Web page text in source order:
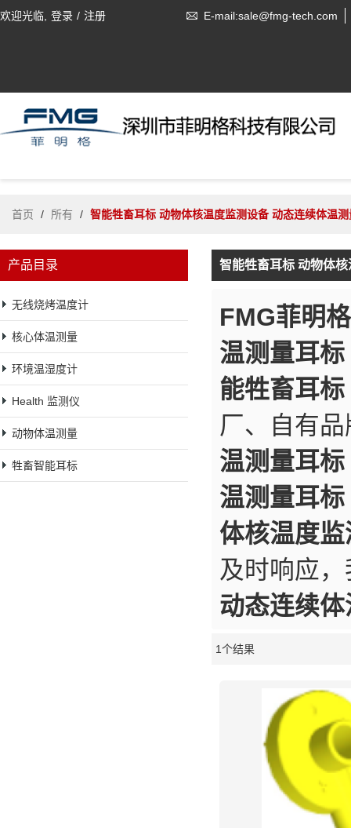
欢迎光临, 登录 / 注册 E-mail:sale@fmg-tech.com
首页 / 所有 / 智能牲畜耳标 动物体核温度监测设备 动态连续体温
产品目录
无线烧烤温度计
核心体温测量
环境温湿度计
Health 监测仪
动物体温测量
牲畜智能耳标
智能牲畜耳标 动物体
FMG菲明格
温测量耳标
能牲畜耳
厂、自有
温测量耳标
温测量耳标
体核温度
及时响应
动态连续
1个结果